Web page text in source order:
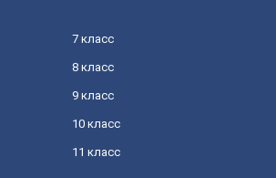
7 класс
8 класс
9 класс
10 класс
11 класс